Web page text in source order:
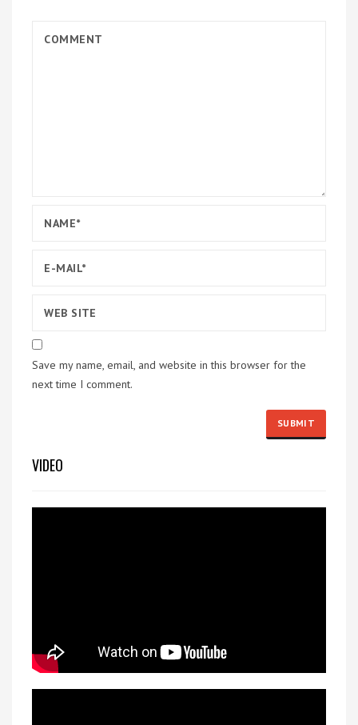
Save my name, email, and website in this browser for the
next time I comment.
VIDEO